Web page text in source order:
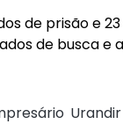
de prisão e
de busca e